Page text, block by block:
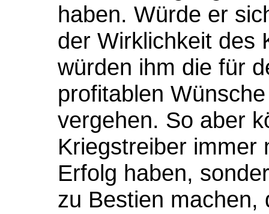
haben. Würde er
der Wirklichkeit des
würden ihm die für
profitablen
vergehen. So aber
Kriegstreiber immer
Erfolg haben,
zu Bestien machen,